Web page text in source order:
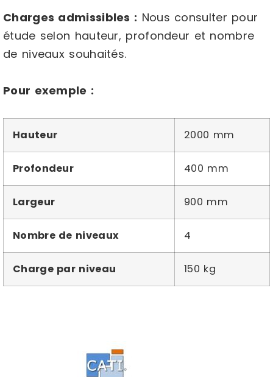
Charges admissibles : Nous consulter pour
étude selon hauteur, profondeur et nombre
de niveaux souhaités.
Pour exemple :
Hauteur 2000 mm
Profondeur 400 mm
Largeur 900 mm
Nombre de niveaux 4
Charge par niveau 150 kg